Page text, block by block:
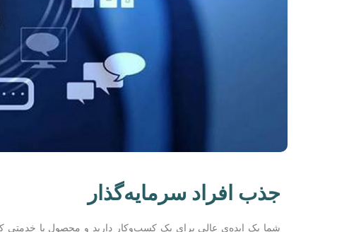
جذب افراد سرمایه‌گذار
شما یک ایده‌ی عالی برای یک کسب‌وکار دارید و محصول یا خدمتی